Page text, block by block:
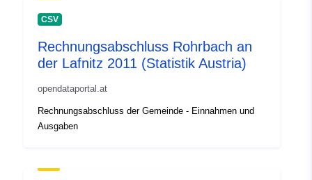
CSV
Rechnungsabschluss Rohrbach an
der Lafnitz 2011 (Statistik Austria)
opendataportal.at
Rechnungsabschluss der Gemeinde - Einnahmen und
Ausgaben